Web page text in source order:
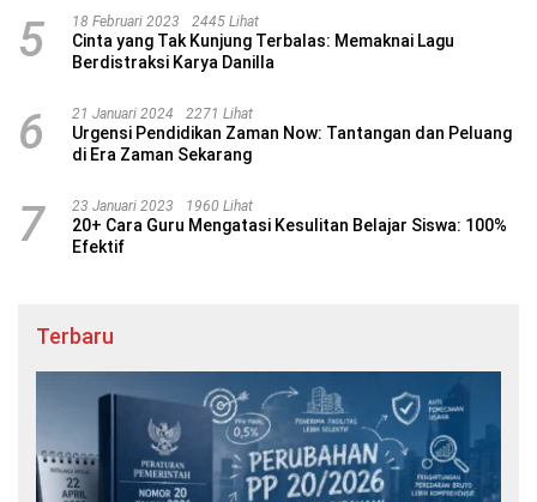
5 18 Februari 2023 2445 Lihat
Cinta yang Tak Kunjung Terbalas: Memaknai Lagu
Berdistraksi Karya Danilla
6 21 Januari 2024 2271 Lihat
Urgensi Pendidikan Zaman Now: Tantangan dan Peluang
di Era Zaman Sekarang
7 23 Januari 2023 1960 Lihat
20+ Cara Guru Mengatasi Kesulitan Belajar Siswa: 100%
Efektif
Terbaru